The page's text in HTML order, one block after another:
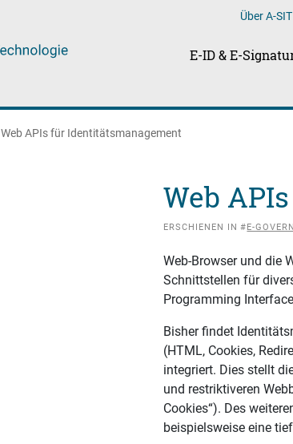
Über A-SIT
E-ID & E-
Web APIs für Identitätsmanagement
Web
ERSCHIENEN IN # E-
Web-Browser und die
Schnittstellen für
Programming
Bisher findet
(HTML, Cookies,
integriert. Dies stellt
und restriktiveren
Cookies“). Des
beispielsweise eine